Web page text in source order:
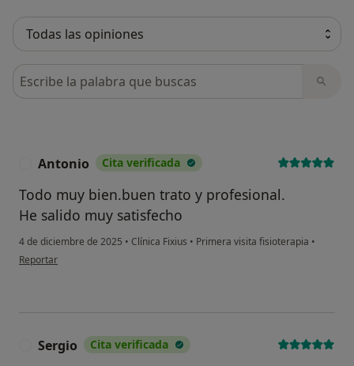
Busca en opiniones
Antonio Cita verificada
Todo muy bien.buen trato y profesional.
He salido muy satisfecho
4 de diciembre de 2025 • Clínica Fixius • Primera visita fisioterapia •
en opinión del usuario Antonio
Reportar
Sergio Cita verificada